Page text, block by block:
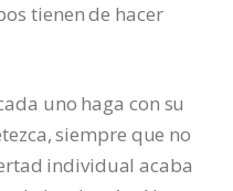
tienen de hacer
uno haga con su
siempre que no
individual acaba